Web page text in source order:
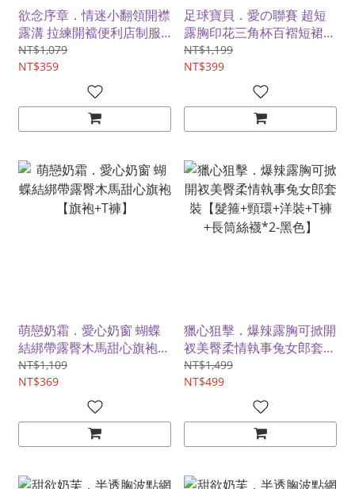
欲念序章．情迷小翻領開襟
露溝 拉練開襠便利店制服
連身衣
NT$1,079
NT$359
足球寶貝．愛の聯賽 超短
露胸印花三角杯百褶短裙綠
茵場應援套裝【上衣+胸罩
+短裙+內褲】
NT$1,199
NT$399
萌戀奶霜．愛心奶窗 蝴蝶
結綁帶露臀木馬甜心旗袍
【旗袍+T褲】
NT$1,109
NT$369
獵心狙擊．爆辣露胸可掀開
衩美臀柔情執事兔女郎套裝
【髮箍+頸環+洋裝+T褲+長
筒絲襪*2-黑色】
NT$1,499
NT$499